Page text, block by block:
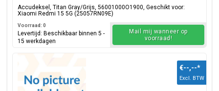
Accudeksel, Titan Gray/Grijs, 56001000O1900, Geschikt voor:
Xiaomi Redmi 15 5G (25057RN09E)
Voorraad: 0
Levertijd: Beschikbaar binnen 5 -
15 werkdagen
Mail mij wanneer op
voorraad!
€--,--*
Excl. BTW